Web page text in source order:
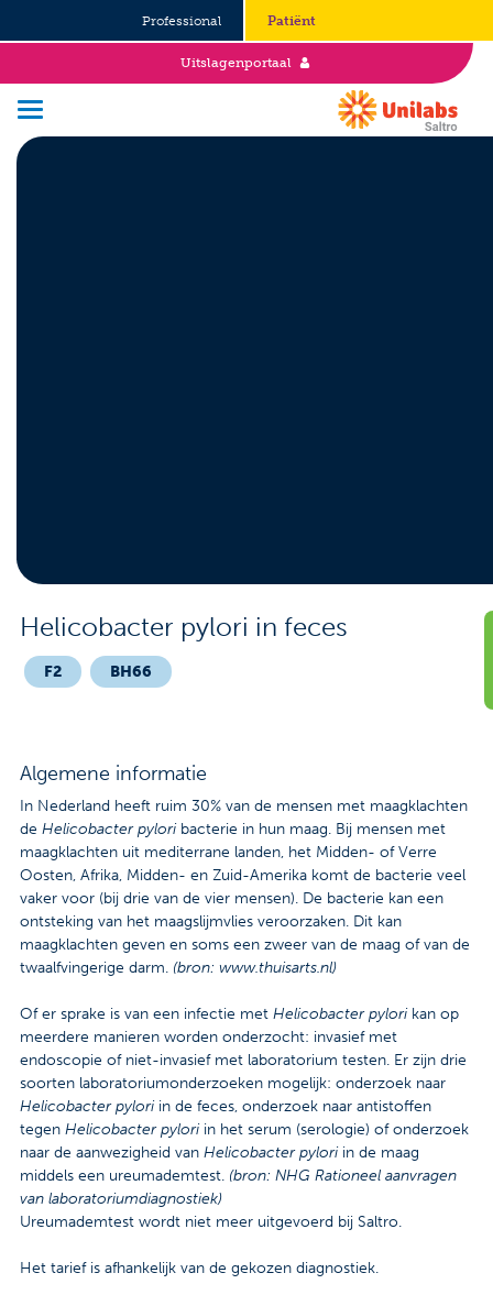
Professional Patiënt
Uitslagenportaal
Tarieven
Praktische informatie
Onderzoeken
Trombosedienst
Helicobacter pylori in feces
F2 BH66
Algemene informatie
In Nederland heeft ruim 30% van de mensen met maagklachten
de Helicobacter pyloribacterie in hun maag. Bij mensen met
maagklachten uit mediterrane landen, het Midden- of Verre
Oosten, Afrika, Midden- en Zuid-Amerika komt de bacterie veel
vaker voor (bij drie van de vier mensen). De bacterie kan een
ontsteking van het maagslijmvlies veroorzaken. Dit kan
maagklachten geven en soms een zweer van de maag of van de
twaalfvingerige darm. (bron: www.thuisarts.nl)
Of er sprake is van een infectie met Helicobacter pylorikan op
meerdere manieren worden onderzocht: invasief met
endoscopie of niet-invasief met laboratorium testen. Er zijn drie
soorten laboratoriumonderzoeken mogelijk: onderzoek naar
Helicobacter pyloriin de feces, onderzoek naar antistoffen
tegen Helicobacter pyloriin het serum (serologie) of onderzoek
naar de aanwezigheid van Helicobacter pylori in de maag
middels een ureumademtest. (bron: NHG Rationeel aanvragen
van laboratoriumdiagnostiek)
Ureumademtest wordt niet meer uitgevoerd bij Saltro.
Het tarief is afhankelijk van de gekozen diagnostiek.